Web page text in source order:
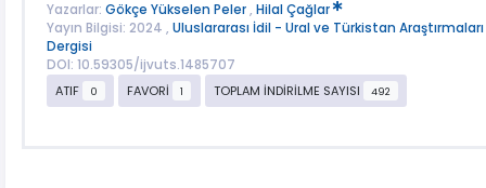
Yazarlar: Gökçe Yükselen Peler, Hilal Çağlar
Yayın Bilgisi: 2024 , Uluslararası İdil - Ural ve Türkistan Araştırmaları
Dergisi
DOI: 10.59305/ijvuts.1485707
ATIF
0 FAVORİ 1 TOPLAM İNDİRİLME SAYISI 492